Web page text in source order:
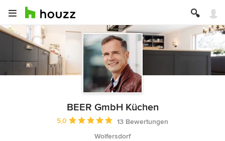
BEER GmbH Küchen
Durchschnittliche Bewertung: 5 von 5 Sternen
5,0
13 Bewertungen
Wolfersdorf